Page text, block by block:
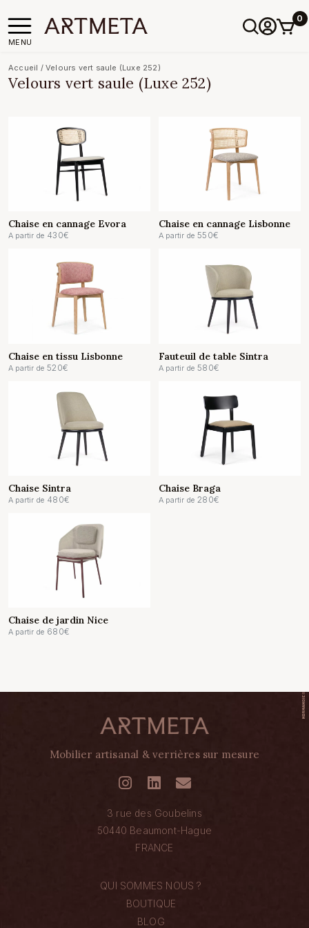
MENU
0
Accueil /Velours vert saule (Luxe 252)
Velours vert saule (Luxe 252)
Chaise en cannage Evora
A partir de 430€
Chaise en cannage Lisbonne
A partir de 550€
Chaise en tissu Lisbonne
A partir de 520€
Fauteuil de table Sintra
A partir de 580€
Chaise Sintra
A partir de 480€
Chaise Braga
A partir de 280€
Chaise de jardin Nice
A partir de 680€
Mobilier artisanal & verrières sur mesure
3 rue des Goubelins
50440 Beaumont-Hague
FRANCE
QUI SOMMES NOUS ?
BOUTIQUE
BLOG